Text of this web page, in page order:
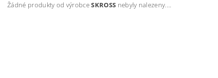
Žádné produkty od výrobceSKROSS nebyly nalezeny....